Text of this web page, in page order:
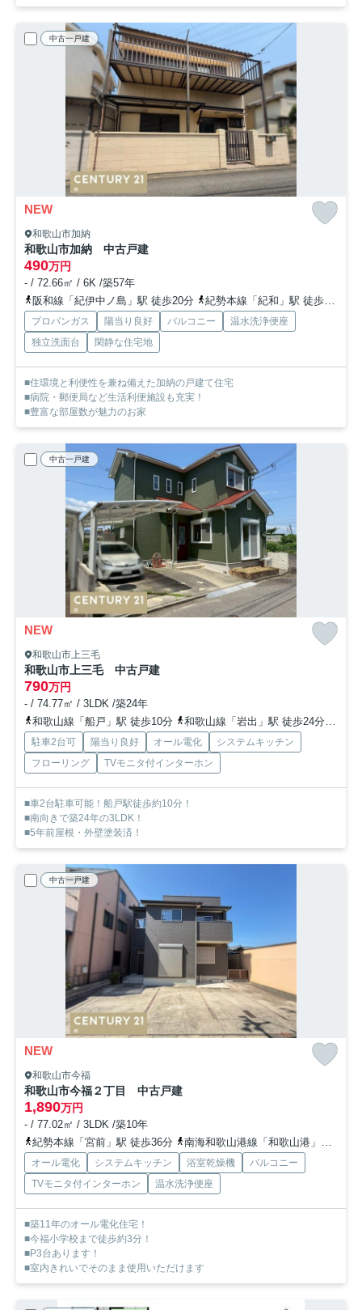
中古一戸建
NEW
和歌山市加納
和歌山市加納 中古戸建
490万円
- / 72.66㎡ / 6K /築57年
阪和線「紀伊中ノ島」駅 徒歩20分
紀勢本線「紀和」駅 徒歩29分
プロパンガス 陽当り良好 バルコニー
温水洗浄便座
独立洗面台
閑静な住宅地
■住環境と利便性を兼ね備えた加納の戸建て住宅
■病院・郵便局など生活利便施設も充実！
■豊富な部屋数が魅力のお家
中古一戸建
NEW
和歌山市上三毛
和歌山市上三毛 中古戸建
790万円
- / 74.77㎡ / 3LDK /築24年
和歌山線「船戸」駅 徒歩10分
和歌山線「岩出」駅 徒歩24分
駐車2台可 陽当り良好 オール電化
システムキッチン
フローリング
TVモニタ付インターホン
■車2台駐車可能！船戸駅徒歩約10分！
■南向きで築24年の3LDK！
■5年前屋根・外壁塗装済！
中古一戸建
NEW
和歌山市今福
和歌山市今福２丁目 中古戸建
1,890万円
- / 77.02㎡ / 3LDK /築10年
紀勢本線「宮前」駅 徒歩36分
南海和歌山港線「和歌山港」駅 徒歩37分
オール電化 システムキッチン 浴室乾燥機
バルコニー
TVモニタ付インターホン
温水洗浄便座
■築11年のオール電化住宅！
■今福小学校まで徒歩約3分！
■P3台あります！
■室内きれいでそのまま使用いただけます